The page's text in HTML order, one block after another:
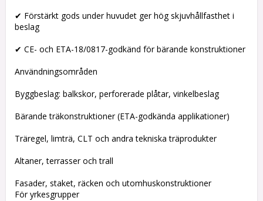
✔ Förstärkt gods under huvudet ger hög skjuvhållfasthet i
beslag
✔ CE- och ETA-18/0817-godkänd för bärande konstruktioner
Användningsområden
Byggbeslag: balkskor, perforerade plåtar, vinkelbeslag
Bärande träkonstruktioner (ETA-godkända applikationer)
Träregel, limträ, CLT och andra tekniska träprodukter
Altaner, terrasser och trall
Fasader, staket, räcken och utomhuskonstruktioner
För yrkesgrupper